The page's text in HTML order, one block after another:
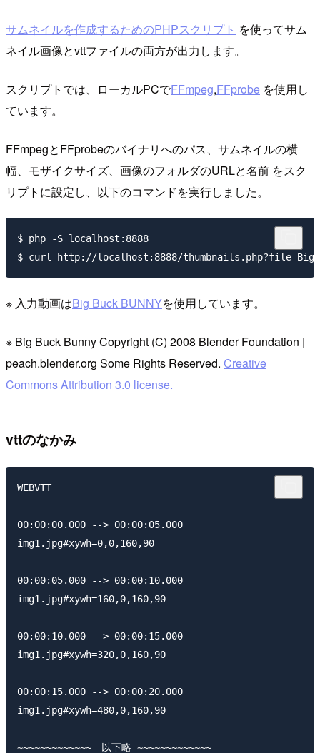
サムネイルを作成するためのPHPスクリプト を使ってサム
ネイル画像とvttファイルの両方が出力します。
スクリプトでは、ローカルPCでFFmpeg,FFprobe を使用し
ています。
FFmpegとFFprobeのバイナリへのパス、サムネイルの横
幅、モザイクサイズ、画像のフォルダのURLと名前 をスク
リプトに設定し、以下のコマンドを実行しました。
$ php -S localhost:8888
※ 入力動画はBig Buck BUNNYを使用しています。
※ Big Buck Bunny Copyright (C) 2008 Blender Foundation |
peach.blender.org Some Rights Reserved. Creative
Commons Attribution 3.0 license.
vttのなかみ
WEBVTT
00:00:00.000 --> 00:00:05.000
img1.jpg#xywh=0,0,160,90
00:00:05.000 --> 00:00:10.000
img1.jpg#xywh=160,0,160,90
00:00:10.000 --> 00:00:15.000
img1.jpg#xywh=320,0,160,90
00:00:15.000 --> 00:00:20.000
img1.jpg#xywh=480,0,160,90